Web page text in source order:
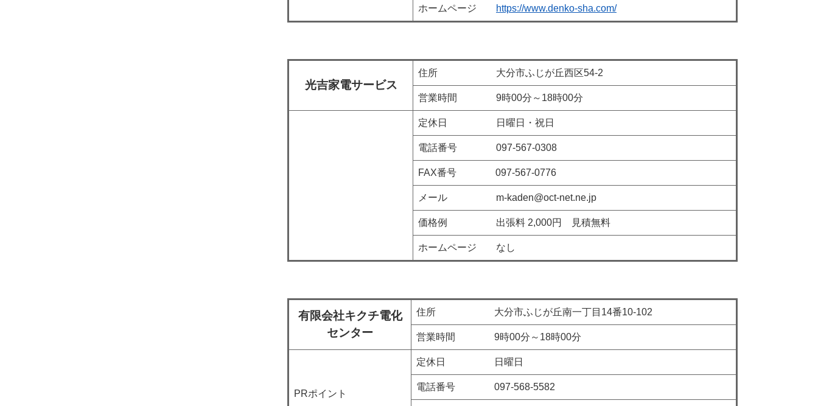
ホームページ https://www.denko-sha.com/
光吉家電サービス
住所 大分市ふじが丘西区54-2
営業時間 9時00分～18時00分
定休日 日曜日・祝日
電話番号 097-567-0308
FAX番号 097-567-0776
メール m-kaden@oct-net.ne.jp
価格例 出張料 2,000円 見積無料
ホームページ なし
有限会社キクチ電化
センター
住所 大分市ふじが丘南一丁目14番10-102
営業時間 9時00分～18時00分
PRポイント
定休日 日曜日
電話番号 097-568-5582